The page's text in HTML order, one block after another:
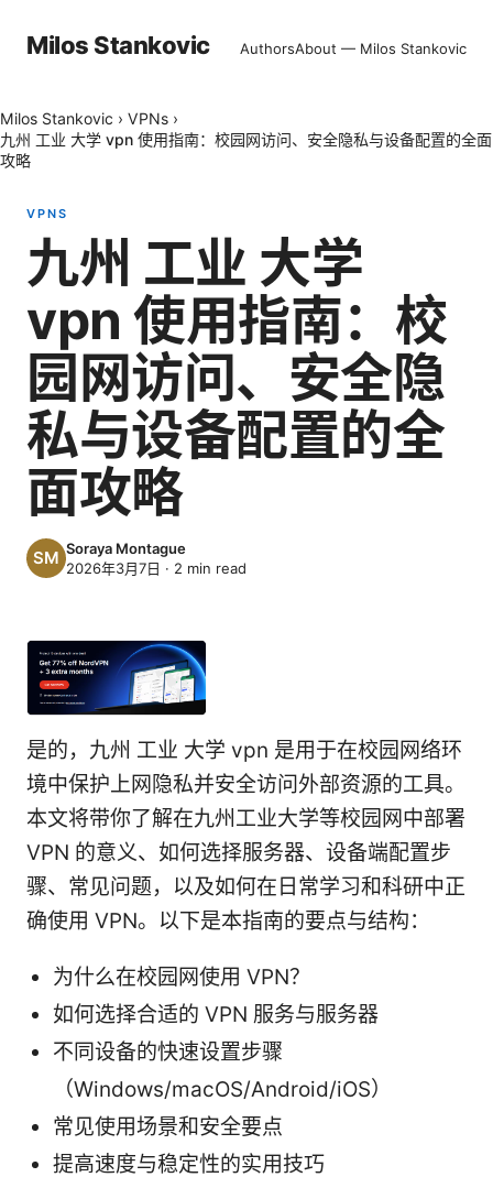
Milos Stankovic AuthorsAbout — Milos Stankovic
Milos Stankovic › VPNs ›
九州 工业 大学 vpn 使用指南：校园网访问、安全隐私与设备配置的全面
攻略
VPNS
九州 工业 大学
vpn 使用指南：校
园网访问、安全隐
私与设备配置的全
面攻略
Soraya Montague
2026年3月7日 · 2 min read
是的，九州 工业 大学 vpn 是用于在校园网络环
境中保护上网隐私并安全访问外部资源的工具。
本文将带你了解在九州工业大学等校园网中部署
VPN 的意义、如何选择服务器、设备端配置步
骤、常见问题，以及如何在日常学习和科研中正
确使用 VPN。以下是本指南的要点与结构：
为什么在校园网使用 VPN？
如何选择合适的 VPN 服务与服务器
不同设备的快速设置步骤
（Windows/macOS/Android/iOS）
常见使用场景和安全要点
提高速度与稳定性的实用技巧